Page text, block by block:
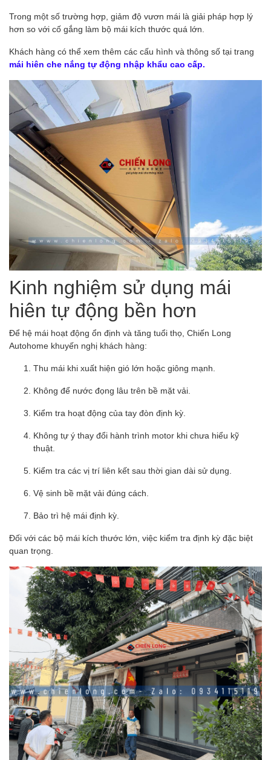
Trong một số trường hợp, giảm độ vươn mái là giải pháp hợp lý
hơn so với cố gắng làm bộ mái kích thước quá lớn.
Khách hàng có thể xem thêm các cấu hình và thông số tại trang
mái hiên che nắng tự động nhập khẩu cao cấp.
Kinh nghiệm sử dụng mái
hiên tự động bền hơn
Để hệ mái hoạt động ổn định và tăng tuổi thọ, Chiến Long
Autohome khuyến nghị khách hàng:
Thu mái khi xuất hiện gió lớn hoặc giông mạnh.
Không để nước đọng lâu trên bề mặt vải.
Kiểm tra hoạt động của tay đòn định kỳ.
Không tự ý thay đổi hành trình motor khi chưa hiểu kỹ
thuật.
Kiểm tra các vị trí liên kết sau thời gian dài sử dụng.
Vệ sinh bề mặt vải đúng cách.
Bảo trì hệ mái định kỳ.
Đối với các bộ mái kích thước lớn, việc kiểm tra định kỳ đặc biệt
quan trọng.